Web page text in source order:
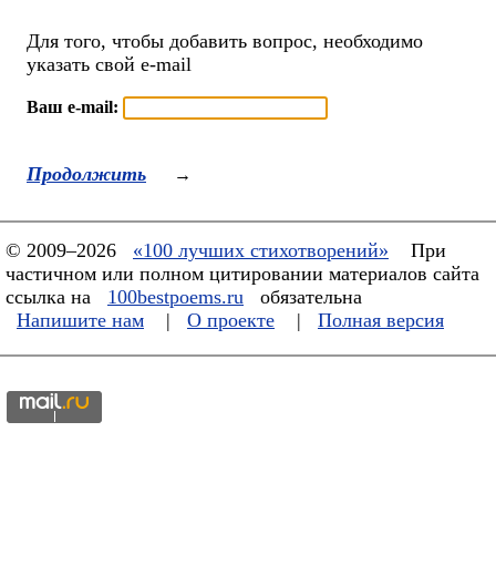
Для того, чтобы добавить вопрос, необходимо
указать свой e-mail
Ваш e-mail:
Продолжить →
© 2009–2026 «100 лучших стихотворений»
При
частичном или полном цитировании материалов сайта
ссылка на
100bestpoems.ru
обязательна
Напишите нам
| О проекте | Полная версия